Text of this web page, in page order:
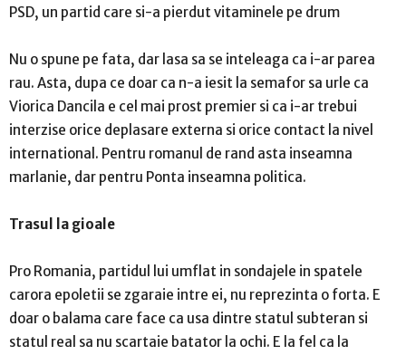
PSD, un partid care si-a pierdut vitaminele pe drum
Nu o spune pe fata, dar lasa sa se inteleaga ca i-ar parea
rau. Asta, dupa ce doar ca n-a iesit la semafor sa urle ca
Viorica Dancila e cel mai prost premier si ca i-ar trebui
interzise orice deplasare externa si orice contact la nivel
international. Pentru romanul de rand asta inseamna
marlanie, dar pentru Ponta inseamna politica.
Trasul la gioale
Pro Romania, partidul lui umflat in sondajele in spatele
carora epoletii se zgaraie intre ei, nu reprezinta o forta. E
doar o balama care face ca usa dintre statul subteran si
statul real sa nu scartaie batator la ochi. E la fel ca la